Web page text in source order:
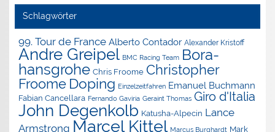
Schlagwörter
99. Tour de France Alberto Contador Alexander Kristoff
Andre Greipel BMC Racing Team Bora-
hansgrohe Chris Froome Christopher
Froome Doping Einzelzeitfahren Emanuel Buchmann
Fabian Cancellara Fernando Gaviria Geraint Thomas Giro d'Italia
John Degenkolb Katusha-Alpecin Lance
Armstrong Marcel Kittel Marcus Burghardt Mark